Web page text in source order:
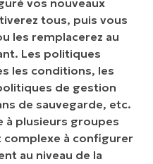
vos nouveaux
tous, puis vous
les remplacerez au
Les politiques
les conditions, les
de gestion
de sauvegarde, etc.
à plusieurs groupes
complexe à configurer
au niveau de la